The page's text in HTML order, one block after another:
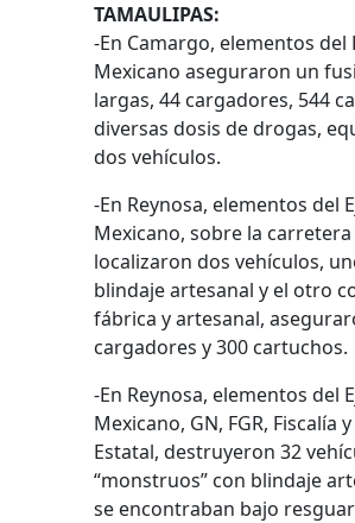
TAMAULIPAS:
-En Camargo, elementos del
Mexicano aseguraron un
largas, 44 cargadores, 544
diversas dosis de drogas,
dos vehículos.
-En Reynosa, elementos del
Mexicano, sobre la carretera
localizaron dos vehículos,
blindaje artesanal y el otro
fábrica y artesanal,
cargadores y 300 cartuchos.
-En Reynosa, elementos del
Mexicano, GN, FGR, Fiscalía
Estatal, destruyeron 32
“monstruos” con blindaje
se encontraban bajo